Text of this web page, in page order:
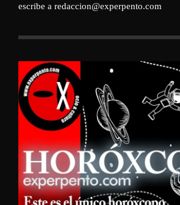
escribe a redaccion@experpento.com